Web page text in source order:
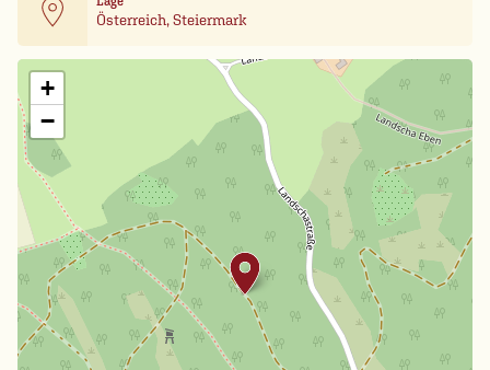
Österreich, Steiermark
+
−